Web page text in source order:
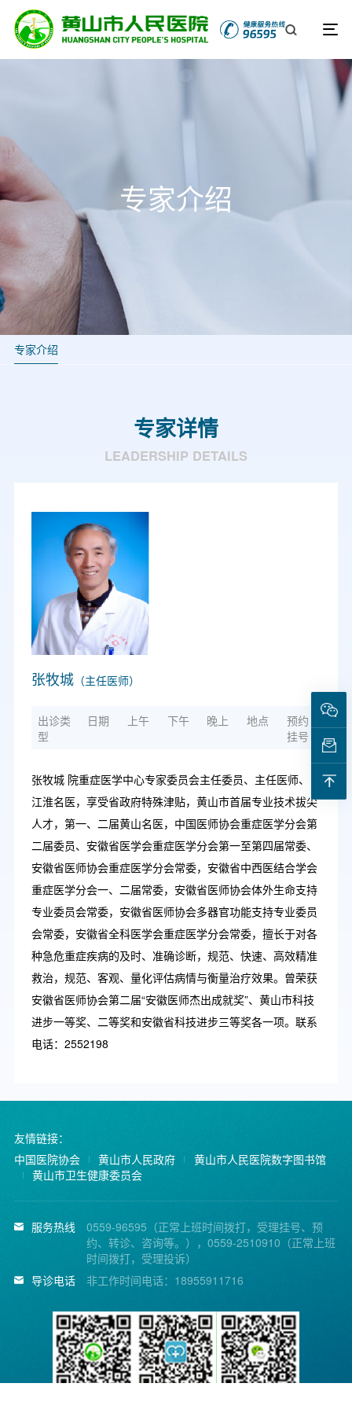
专家介绍
专家介绍
专家详情
LEADERSHIP DETAILS
张牧城 （主任医师）
出诊类
型
日期 上午 下午 晚上 地点
预约
挂号
张牧城 院重症医学中心专家委员会主任委员、主任医师、
江淮名医，享受省政府特殊津贴，黄山市首届专业技术拔尖
人才，第一、二届黄山名医，中国医师协会重症医学分会第
二届委员、安徽省医学会重症医学分会第一至第四届常委、
安徽省医师协会重症医学分会常委，安徽省中西医结合学会
重症医学分会一、二届常委，安徽省医师协会体外生命支持
专业委员会常委，安徽省医师协会多器官功能支持专业委员
会常委，安徽省全科医学会重症医学分会常委，擅长于对各
种急危重症疾病的及时、准确诊断，规范、快速、高效精准
救治，规范、客观、量化评估病情与衡量治疗效果。曾荣获
安徽省医师协会第二届“安徽医师杰出成就奖”、黄山市科技
进步一等奖、二等奖和安徽省科技进步三等奖各一项。联系
电话：2552198
友情链接：
中国医院协会
黄山市人民政府
黄山市人民医院数字图书馆
黄山市卫生健康委员会
服务热线
0559-96595（正常上班时间拨打，受理挂号、预
约、转诊、咨询等。），0559-2510910（正常上班
时间拨打，受理投诉）
导诊电话
非工作时间电话：18955911716